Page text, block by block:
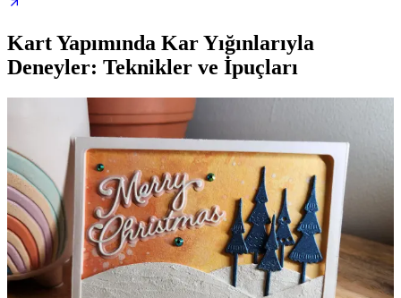
Kart Yapımında Kar Yığınlarıyla
Deneyler: Teknikler ve İpuçları